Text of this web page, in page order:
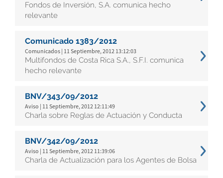
Fondos de Inversión, S.A. comunica hecho
relevante
Comunicado 1383/2012
Comunicados | 11 Septiembre, 2012 13:12:03
Multifondos de Costa Rica S.A., S.F.I. comunica
hecho relevante
BNV/343/09/2012
Aviso | 11 Septiembre, 2012 12:11:49
Charla sobre Reglas de Actuación y Conducta
BNV/342/09/2012
Aviso | 11 Septiembre, 2012 11:39:06
Charla de Actualización para los Agentes de Bolsa